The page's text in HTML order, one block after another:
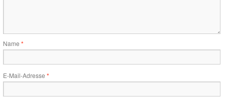
Name *
E-Mail-Adresse *